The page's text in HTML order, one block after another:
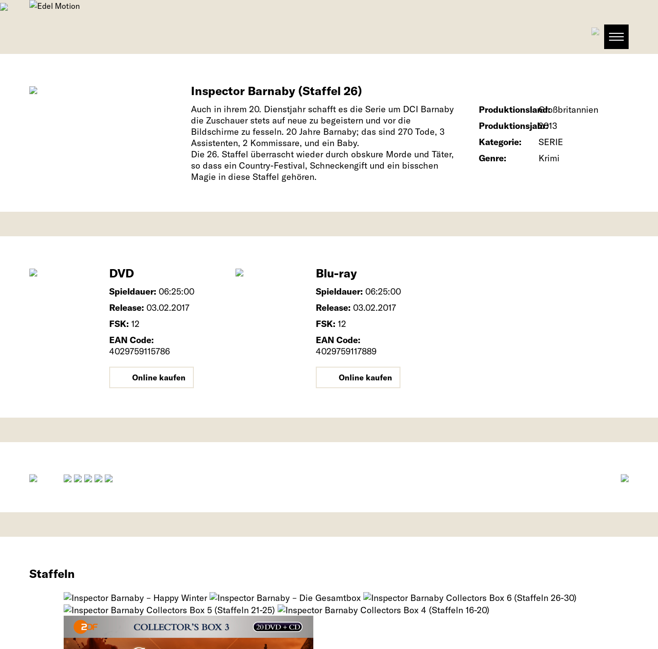
Inspector Barnaby (Staffel 26)
Auch in ihrem 20. Dienstjahr schafft es die Serie um DCI Barnaby
die Zuschauer stets auf neue zu begeistern und vor die
Bildschirme zu fesseln. 20 Jahre Barnaby; das sind 270 Tode, 3
Assistenten, 2 Kommissare, und ein Baby.
Die 26. Staffel überrascht wieder durch obskure Morde und Täter,
so dass ein Country-Festival, Schneckengift und ein bisschen
Magie in diese Staffel gehören.
Produktionsland:Großbritannien
Produktionsjahr:2013
Kategorie:
SERIE
Genre:
Krimi
DVD
Spieldauer: 06:25:00
Release: 03.02.2017
FSK: 12
EAN Code:
4029759115786
Online kaufen
Blu-ray
Spieldauer: 06:25:00
Release: 03.02.2017
FSK: 12
EAN Code:
4029759117889
Online kaufen
Staffeln